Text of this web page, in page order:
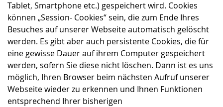
Tablet, Smartphone etc.) gespeichert wird. Cookies
können „Session- Cookies“ sein, die zum Ende Ihres
Besuches auf unserer Webseite automatisch gelöscht
werden. Es gibt aber auch persistente Cookies, die für
eine gewisse Dauer auf ihrem Computer gespeichert
werden, sofern Sie diese nicht löschen. Dann ist es uns
möglich, Ihren Browser beim nächsten Aufruf unserer
Webseite wieder zu erkennen und Ihnen Funktionen
entsprechend Ihrer bisherigen